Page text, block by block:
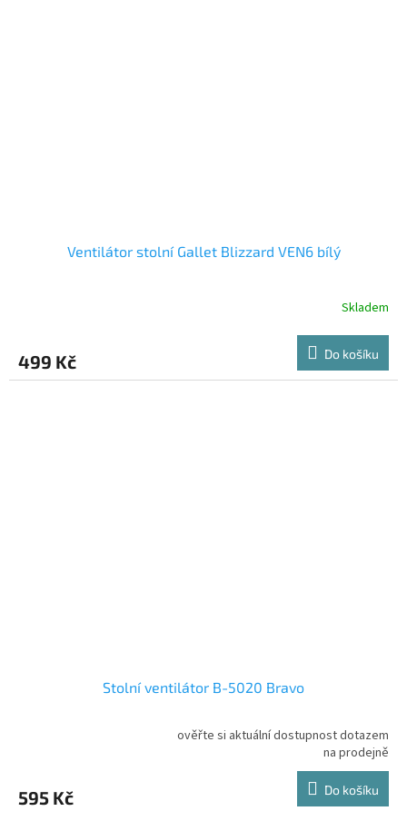
Ventilátor stolní Gallet Blizzard VEN6 bílý
Skladem
499 Kč Do košíku
Stolní ventilátor B-5020 Bravo
je
ověřte si aktuální dostupnost dotazem
na prodejně
595 Kč Do košíku